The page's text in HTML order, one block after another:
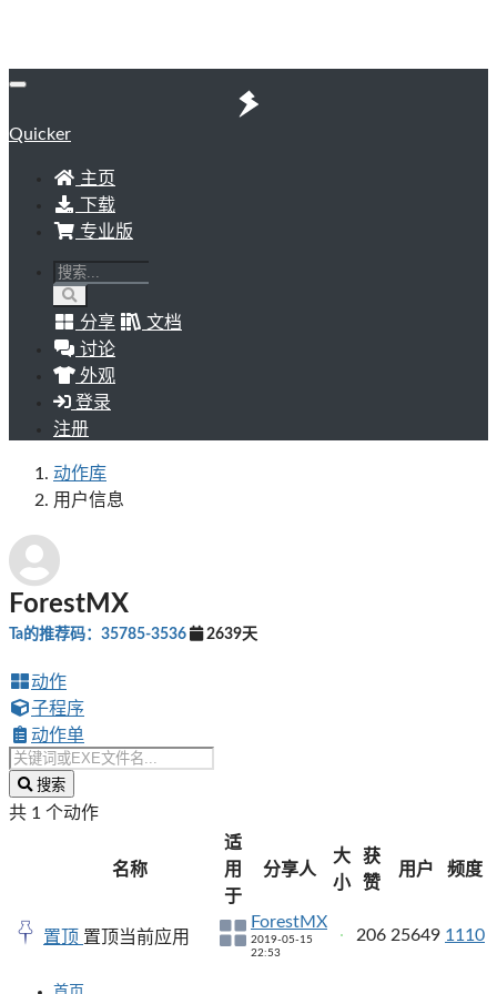
Quicker
主页
下载
专业版
分享
文档
讨论
外观
登录
注册
动作库
用户信息
ForestMX
Ta的推荐码：35785-3536 2639天
动作
子程序
动作单
搜索
共 1 个动作
名称
适
用
于
分享人
大
小
获
赞
用户 频度
置顶 置顶当前应用
ForestMX
2019-05-15
22:53
206 25649 1110